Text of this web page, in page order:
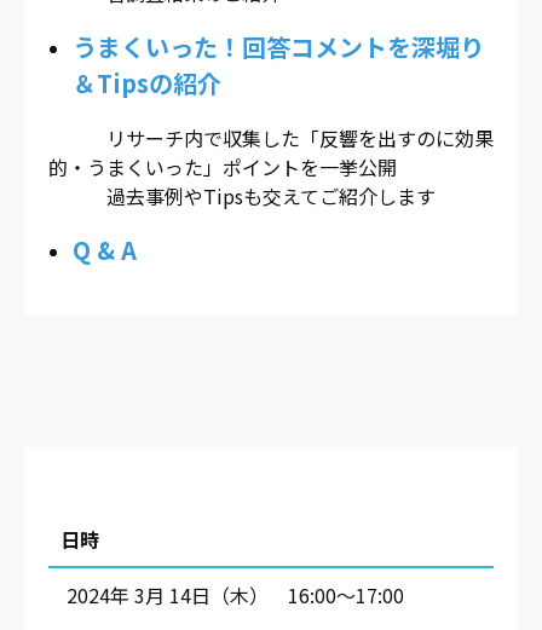
うまくいった！回答コメントを深堀り
＆Tipsの紹介
リサーチ内で収集した「反響を出すのに効果
的・うまくいった」ポイントを一挙公開
過去事例やTipsも交えてご紹介します
Q & A
日時
2024年 3月 14日（木） 16:00〜17:00